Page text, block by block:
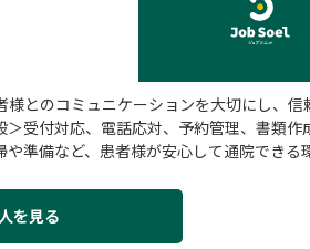
とのコミュニケーションを大切にし、信
受付対応、電話応対、予約管理、書類作
準備など、患者様が安心して通院できる
を見る